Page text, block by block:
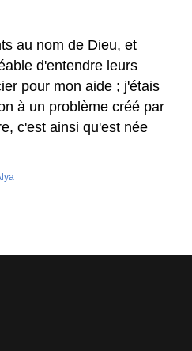
au nom de Dieu, et
d'entendre leurs
pour mon aide ; j'étais
à un problème créé par
c'est ainsi qu'est née